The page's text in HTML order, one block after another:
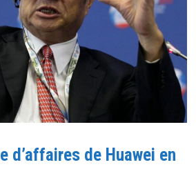
d’affaires de Huawei en